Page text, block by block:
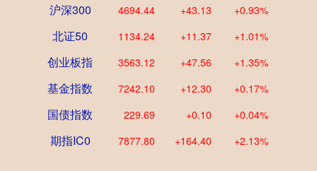
沪深300 4694.44 +43.13 +0.93%
北证50 1134.24 +11.37 +1.01%
创业板指 3563.12 +47.56 +1.35%
基金指数 7242.10 +12.30 +0.17%
国债指数 229.69 +0.10 +0.04%
期指IC0 7877.80 +164.40 +2.13%